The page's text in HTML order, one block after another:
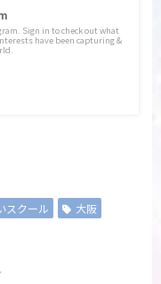
Sign in to check out what
have been capturing &
スクール
大阪